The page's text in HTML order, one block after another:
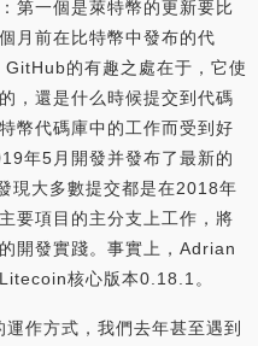
第一個是萊特幣的更新要比
月前在比特幣中發布的代
的有趣之處在于，它使
，還是什么時候提交到代碼
幣代碼庫中的工作而受到好
年5月開發并發布了最新的
現大多數提交都是在2018年
要項目的主分支上工作，將
開發實踐。事實上，Adrian
核心版本0.18.1。
作方式，我們去年甚至遇到